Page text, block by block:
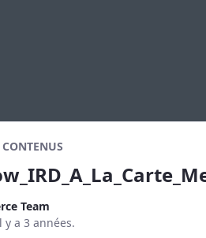
Team
y a 3 années.